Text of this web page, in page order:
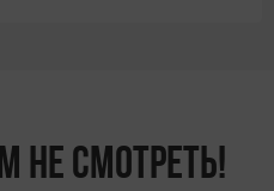
не смотреть!